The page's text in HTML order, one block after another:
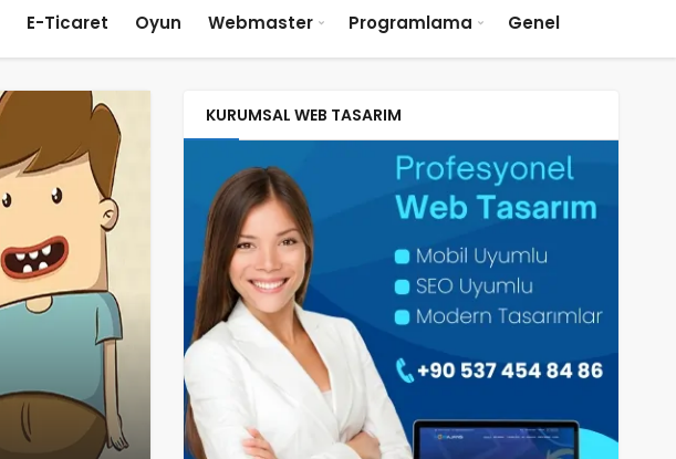
E-Ticaret Oyun Webmaster Programlama Genel
KURUMSAL WEB TASARIM